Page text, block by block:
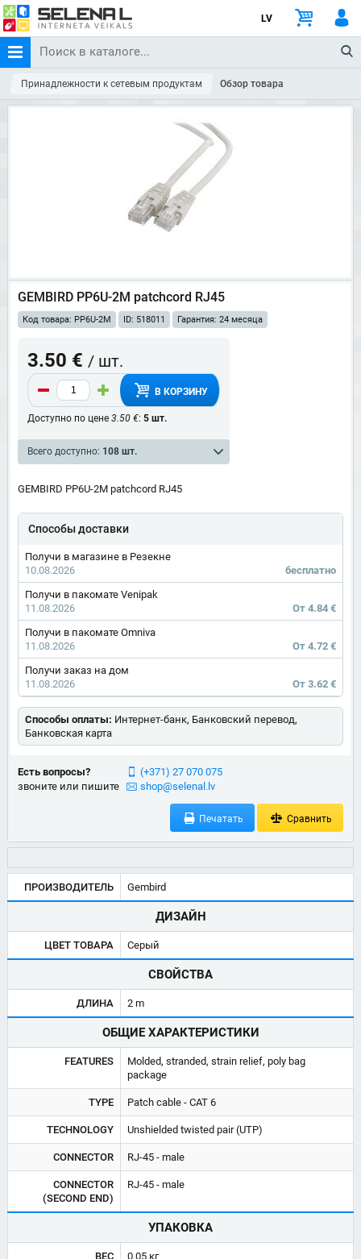
LV
Принадлежности к сетевым продуктам Обзор товара
GEMBIRD PP6U-2M patchcord RJ45
Код товара: PP6U-2M ID: 518011 Гарантия: 24 месяца
3.50 € / шт.
В КОРЗИНУ
Доступно по цене 3.50 €: 5 шт.
Всего доступно: 108 шт.
GEMBIRD PP6U-2M patchcord RJ45
Способы доставки
Получи в магазине в Резекне
10.08.2026
бесплатно
Получи в пакомате Venipak
11.08.2026
От 4.84 €
Получи в пакомате Omniva
11.08.2026
От 4.72 €
Получи заказ на дом
11.08.2026
От 3.62 €
Способы оплаты: Интернет-банк, Банковский перевод,
Банковская карта
Есть вопросы?
звоните или пишите
(+371) 27 070 075
shop@selenal.lv
Печатать Сравнить
ПРОИЗВОДИТЕЛЬ Gembird
ДИЗАЙН
ЦВЕТ ТОВАРА Серый
СВОЙСТВА
ДЛИНА 2 m
ОБЩИЕ ХАРАКТЕРИСТИКИ
FEATURES
Molded, stranded, strain relief, poly bag
package
TYPE Patch cable - CAT 6
TECHNOLOGY Unshielded twisted pair (UTP)
CONNECTOR RJ-45 - male
CONNECTOR
(SECOND END)
RJ-45 - male
УПАКОВКА
ВЕС 0.05 кг